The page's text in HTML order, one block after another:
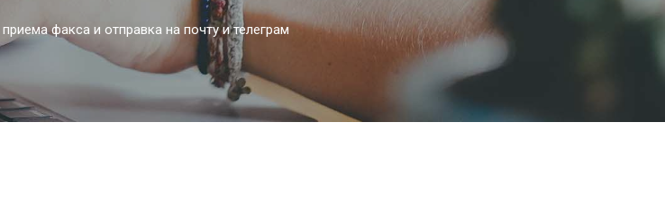
факса и отправка на почту и телеграм